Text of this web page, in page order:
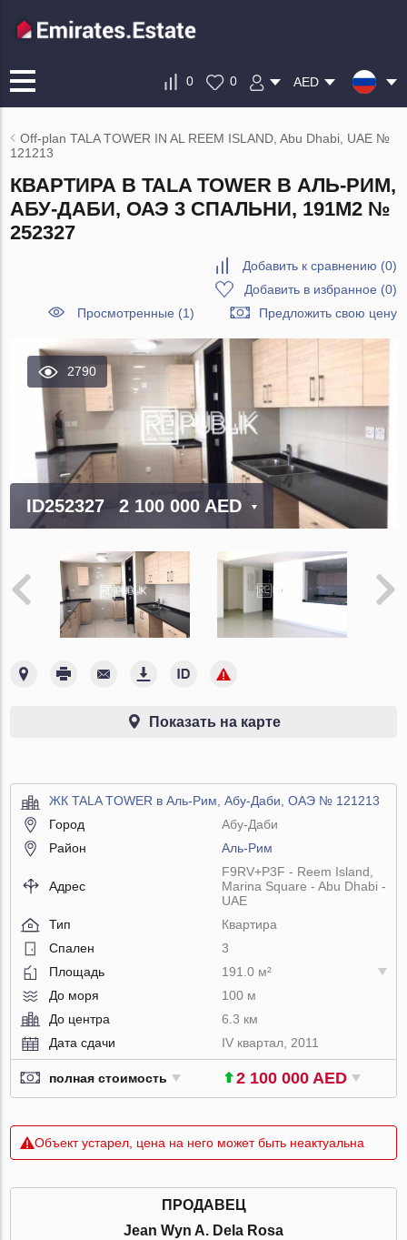
0 0 AED
Off-plan TALA TOWER IN AL REEM ISLAND, Abu Dhabi, UAE №
121213
КВАРТИРА В TALA TOWER В АЛЬ-РИМ,
АБУ-ДАБИ, ОАЭ 3 СПАЛЬНИ, 191М2 №
252327
Добавить к сравнению (0)
Добавить в избранное (0)
Просмотренные (1)
Предложить свою цену
2790
ID252327 2 100 000 AED
Показать на карте
ЖК TALA TOWER в Аль-Рим, Абу-Даби, ОАЭ № 121213
Город
Абу-Даби
Район
Аль-Рим
Адрес
F9RV+P3F - Reem Island,
Marina Square - Abu Dhabi -
UAE
Тип
Квартира
Спален
3
Площадь
191.0 м²
До моря
100 м
До центра
6.3 км
Дата сдачи
IV квартал, 2011
полная стоимость 2 100 000 AED
Объект устарел, цена на него может быть неактуальна
ПРОДАВЕЦ
Jean Wyn A. Dela Rosa